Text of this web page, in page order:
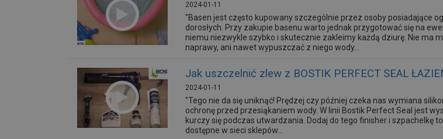
2024-01-11
"Basen jest często kupowany szczególnie przez osoby posiadające
dorosłych. Przy zakupie basenu warto jednak przygotować się na
niemu niezwykle szybko i skutecznie zakleimy każdą dziurę. Nie ma
naprawy, ani nawet wypuszczać z niego wody...
Jak uszczelnić zlew z BOSTIK PERFECT SEAL
2024-01-11
"Tego nie da się uniknąć! Prędzej czy później czeka nas wymiana
ochronę przed przesiąkaniem wody. W linii Bostik Perfect Seal jest
kurczy się podczas utwardzania. Dodaj do tego finisher i szpachelkę
dostępne w sieci sklepów...